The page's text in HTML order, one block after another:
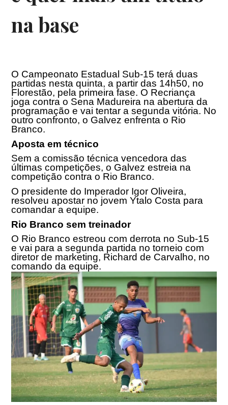
na base
O Campeonato Estadual Sub-15 terá duas
partidas nesta quinta, a partir das 14h50, no
Florestão, pela primeira fase. O Recriança
joga contra o Sena Madureira na abertura da
programação e vai tentar a segunda vitória. No
outro confronto, o Galvez enfrenta o Rio
Branco.
Aposta em técnico
Sem a comissão técnica vencedora das
últimas competições, o Galvez estreia na
competição contra o Rio Branco.
O presidente do Imperador Igor Oliveira,
resolveu apostar no jovem Ytalo Costa para
comandar a equipe.
Rio Branco sem treinador
O Rio Branco estreou com derrota no Sub-15
e vai para a segunda partida no torneio com
diretor de marketing, Richard de Carvalho, no
comando da equipe.